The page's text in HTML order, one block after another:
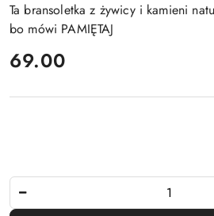
Ta bransoletka z żywicy i kamieni
bo mówi PAMIĘTAJ
cena:
69.00